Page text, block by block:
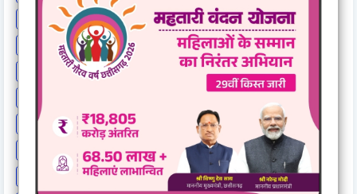
Education Election Result
Elections
Entertainment
Exclusive Exit Poll Health
High Cour
High Court
International News IPL
Israel-hamas war
New India Special Story
News Hunt Exclusive
News India Special
News Story
News Times Exclusive
Rahul Gandhi Railway News
Rajasthan